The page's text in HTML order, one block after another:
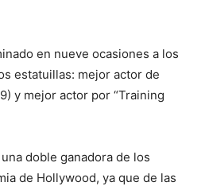
en nueve ocasiones a los
estatuillas: mejor actor de
y mejor actor por “Training
doble ganadora de los
de Hollywood, ya que de las